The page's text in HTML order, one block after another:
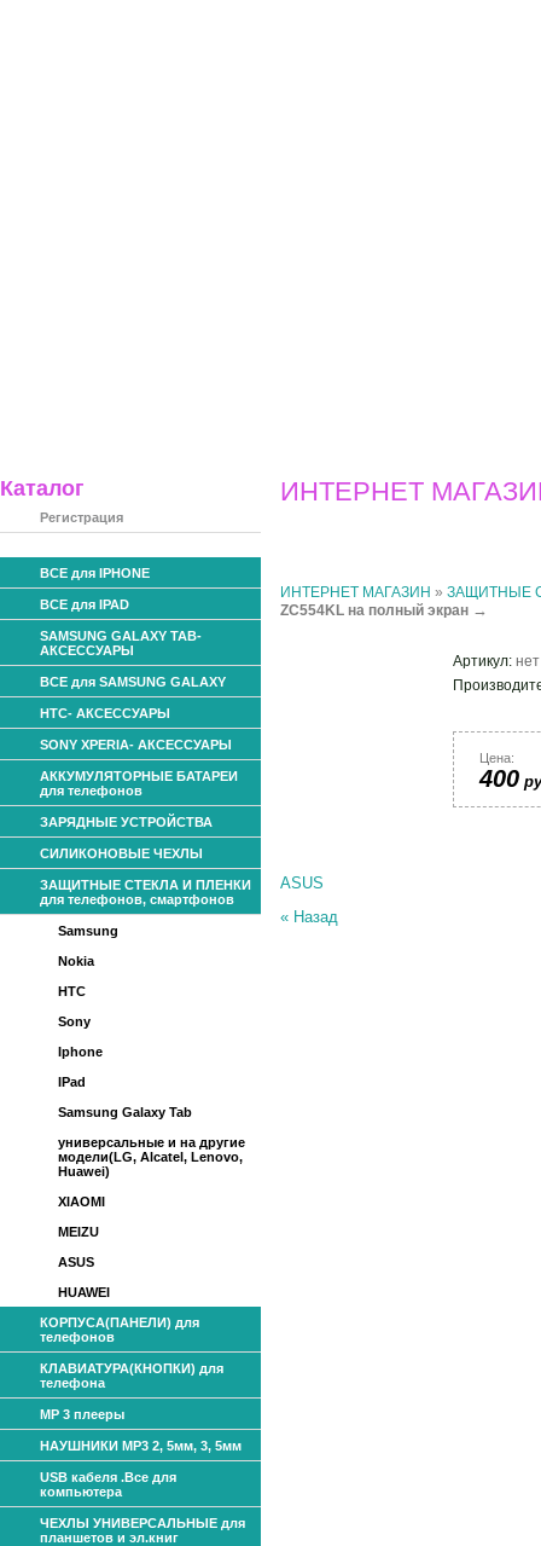
Каталог
Регистрация
ВСЕ для IPHONE
ВСЕ для IPAD
SAMSUNG GALAXY TAB-
АКСЕССУАРЫ
ВСЕ для SAMSUNG GALAXY
HTC- АКСЕССУАРЫ
SONY XPERIA- АКСЕССУАРЫ
АККУМУЛЯТОРНЫЕ БАТАРЕИ
для телефонов
ЗАРЯДНЫЕ УСТРОЙСТВА
СИЛИКОНОВЫЕ ЧЕХЛЫ
ЗАЩИТНЫЕ СТЕКЛА И ПЛЕНКИ
для телефонов, смартфонов
Samsung
Nokia
HTC
Sony
Iphone
IPad
Samsung Galaxy Tab
универсальные и на другие
модели(LG, Alcatel, Lenovo,
Huawei)
XIAOMI
MEIZU
ASUS
HUAWEI
КОРПУСА(ПАНЕЛИ) для
телефонов
КЛАВИАТУРА(КНОПКИ) для
телефона
МР 3 плееры
НАУШНИКИ МР3 2, 5мм, 3, 5мм
USB кабеля .Все для
компьютера
ЧЕХЛЫ УНИВЕРСАЛЬНЫЕ для
планшетов и эл.книг
ИНТЕРНЕТ
ИНТЕРНЕТ МАГАЗИН » ЗАЩИТНЫЕ
ZС554KL на полный экран →
Артикул: нет
Цена:
400
ASUS
« Назад